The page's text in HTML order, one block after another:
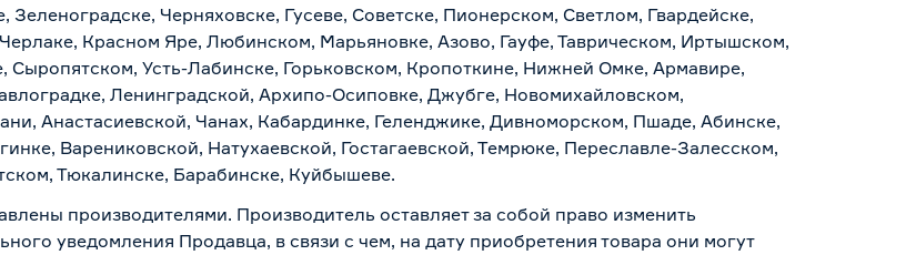
Черняховске, Гусеве, Советске, Пионерском, Светлом, Гвардейске,
Красном Яре, Любинском, Марьяновке, Азово, Гауфе, Таврическом, Иртышском,
Сыропятском, Усть-Лабинске, Горьковском, Кропоткине, Нижней Омке, Армавире,
Ленинградской, Архипо-Осиповке, Джубге, Новомихайловском,
Анастасиевской, Чанах, Кабардинке, Геленджике, Дивноморском, Пшаде, Абинске,
Варениковской, Натухаевской, Гостагаевской, Темрюке, Переславле-Залесском,
Тюкалинске, Барабинске, Куйбышеве.
производителями. Производитель оставляет за собой право изменить
уведомления Продавца, в связи с чем, на дату приобретения товара они могут